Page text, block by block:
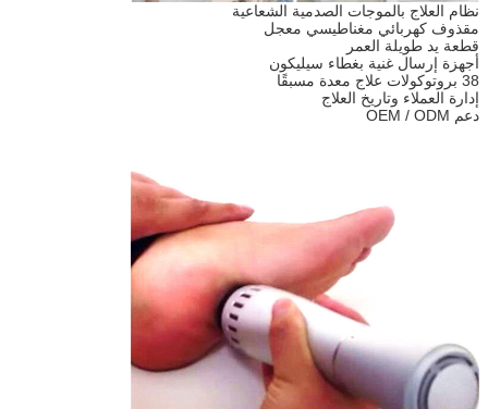
نظام العلاج بالموجات الصدمية الشعاعية
مقذوف كهربائي مغناطيسي معجل
قطعة يد طويلة العمر
أجهزة إرسال غنية بغطاء سيليكون
38 بروتوكولات علاج معدة مسبقًا
إدارة العملاء وتاريخ العلاج
دعم OEM / ODM